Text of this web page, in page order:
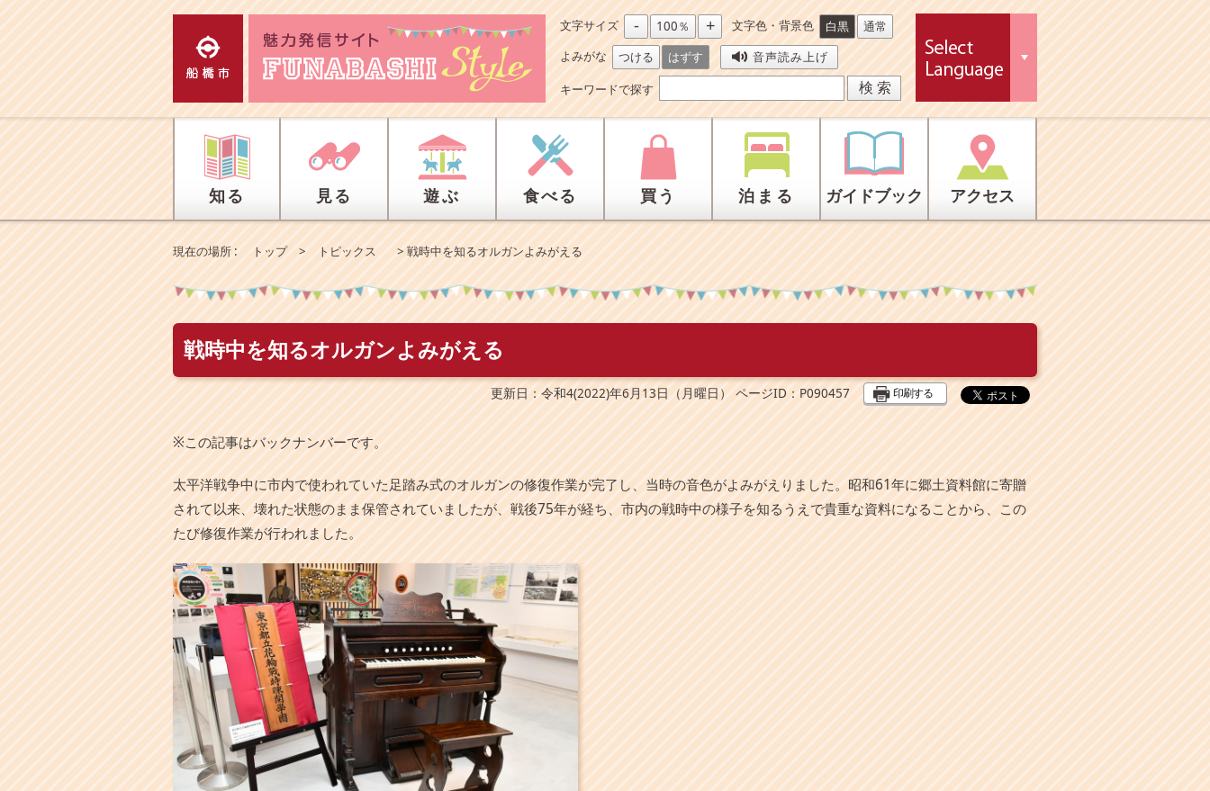
ー
ョ
を
キ
ッ
し
文
へ
動
し
ま
す
文字サイズ - 100％ + 文字色・背景色 白黒
通常
よみがな
つける はずす
音声読み上げ
キーワードで探す
知る 見る 遊ぶ 食べる 買う 泊まる ガイドブック アクセス
現在の場所 : トップ > トピックス > 戦時中を知るオルガンよみがえる
戦時中を知るオルガンよみがえる
更新日：令和4(2022)年6月13日（月曜日） ページID：P090457 印刷する
※この記事はバックナンバーです。
太平洋戦争中に市内で使われていた足踏み式のオルガンの修復作業が完了し、当時の音色がよみがえりました。昭和61年に郷土資料館に寄贈
されて以来、壊れた状態のまま保管されていましたが、戦後75年が経ち、市内の戦時中の様子を知るうえで貴重な資料になることから、この
たび修復作業が行われました。